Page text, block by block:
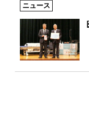
ニュース